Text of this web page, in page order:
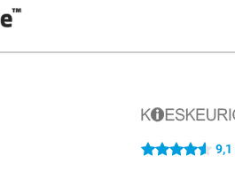
4.6 sterren 9,1